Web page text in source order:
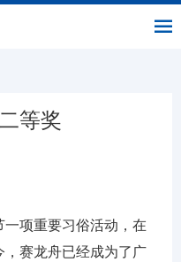
English
等奖
项重要习俗活动，在
，赛龙舟已经成为了广